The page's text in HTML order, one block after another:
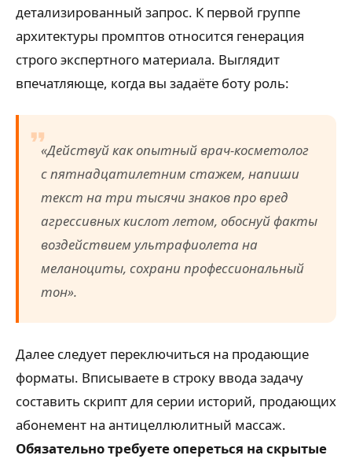
детализированный запрос. К первой группе
архитектуры промптов относится генерация
строго экспертного материала. Выглядит
впечатляюще, когда вы задаёте боту роль:
«Действуй как опытный врач-косметолог
с пятнадцатилетним стажем, напиши
текст на три тысячи знаков про вред
агрессивных кислот летом, обоснуй факты
воздействием ультрафиолета на
меланоциты, сохрани профессиональный
тон».
Далее следует переключиться на продающие
форматы. Вписываете в строку ввода задачу
составить скрипт для серии историй, продающих
абонемент на антицеллюлитный массаж.
Обязательно требуете опереться на скрытые